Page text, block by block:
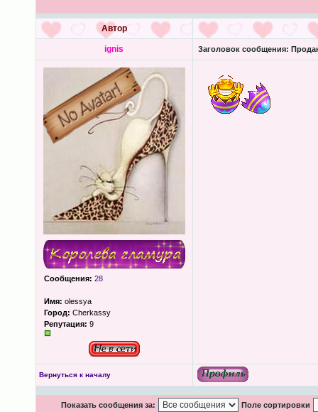
Автор
ignis Заголовок сообщения:
Сообщения: 28
Имя: olessya
Город: Cherkassy
Репутация: 9
Вернуться к началу
Показать сообщения за: Поле сортировки